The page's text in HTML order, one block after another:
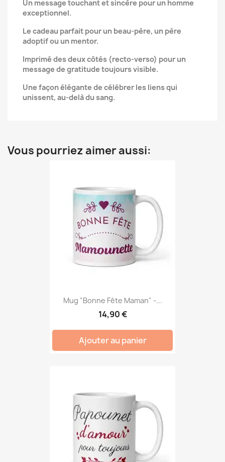
Un message touchant et sincère pour un homme
exceptionnel.
Le cadeau parfait pour un beau-père, un père
adoptif ou un mentor.
Imprimé des deux côtés (recto-verso) pour un
message de gratitude toujours visible.
Une façon élégante de célébrer les liens qui
unissent, au-delà du sang.
Vous pourriez aimer aussi:
Mug "Bonne Fête Maman" -...
14,90 €
Ajouter au panier